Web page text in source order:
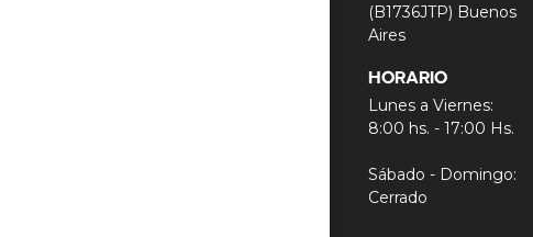
(B1736JTP) Buenos
Aires
HORARIO
Lunes a Viernes:
8:00 hs. - 17:00 Hs.
Sábado - Domingo:
Cerrado